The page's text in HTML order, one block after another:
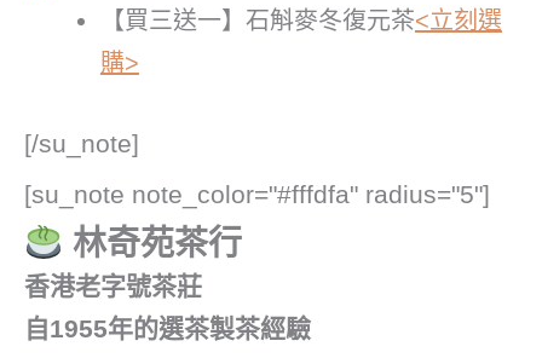
【買三送一】石斛麥冬復元茶<立刻選
購>
[/su_note]
[su_note note_color="#fffdfa" radius="5"]
林奇苑茶行
香港老字號茶莊
自1955年的選茶製茶經驗